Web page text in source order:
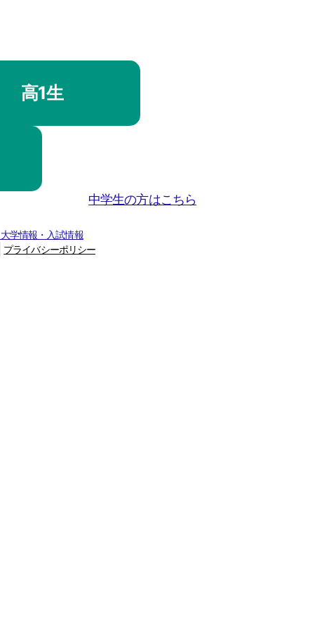
高1生
中学生の方はこちら
学情報・入試情報
プライバシーポリシー